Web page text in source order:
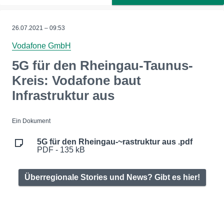
26.07.2021 – 09:53
Vodafone GmbH
5G für den Rheingau-Taunus-
Kreis: Vodafone baut
Infrastruktur aus
Ein Dokument
5G für den Rheingau-~rastruktur aus .pdf
PDF - 135 kB
Überregionale Stories und News? Gibt es hier!